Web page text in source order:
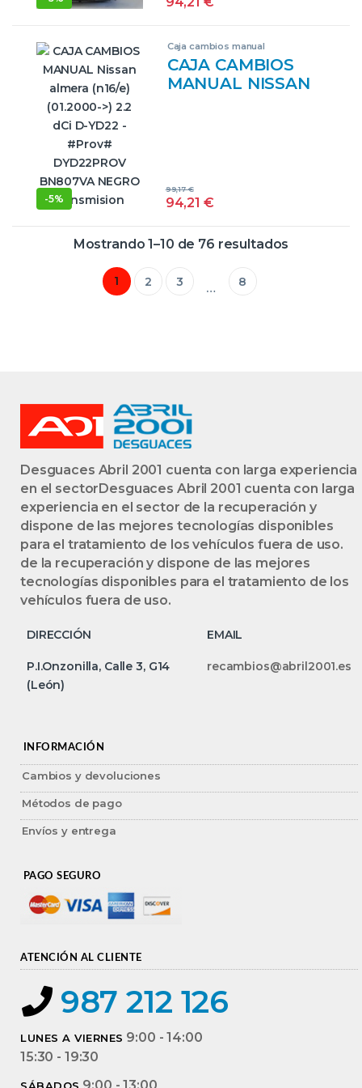
TRANSMISION
-5%
Caja cambios manual
CAJA CAMBIOS
MANUAL NISSAN
TRANSMISION
94,21 €
99,17€
Mostrando 1–10 de 76 resultados
1 2 3 … 8
Desguaces Abril 2001 cuenta con larga experiencia
en el sectorDesguaces Abril 2001 cuenta con larga
experiencia en el sector de la recuperación y
dispone de las mejores tecnologías disponibles
para el tratamiento de los vehículos fuera de uso.
de la recuperación y dispone de las mejores
tecnologías disponibles para el tratamiento de los
vehículos fuera de uso.
DIRECCIÓN EMAIL
P.I.Onzonilla, Calle 3, G14
(León)
recambios@abril2001.es
INFORMACIÓN
Cambios y devoluciones
Métodos de pago
Envíos y entrega
PAGO SEGURO
ATENCIÓN AL CLIENTE
987 212 126
LUNES A VIERNES 9:00 - 14:00
15:30 - 19:30
SÁBADOS 9:00 - 13:00